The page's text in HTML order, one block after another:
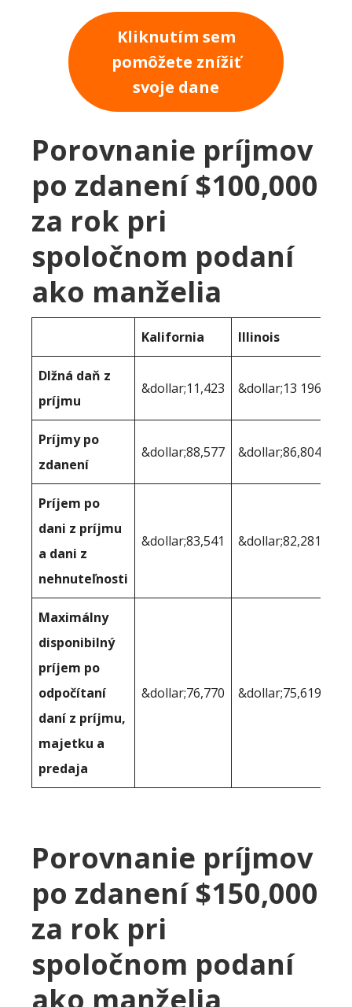
Kliknutím sem
pomôžete znížiť
svoje dane
Porovnanie príjmov
po zdanení $100,000
za rok pri
spoločnom podaní
ako manželia
Kalifornia Illinois
Dlžná daň z
príjmu
&dollar;11,423 &dollar;13 196
Príjmy po
zdanení
&dollar;88,577 &dollar;86,804
Príjem po
dani z príjmu
a dani z
nehnuteľnosti
&dollar;83,541 &dollar;82,281
Maximálny
disponibilný
príjem po
odpočítaní
daní z príjmu,
majetku a
predaja
&dollar;76,770 &dollar;75,619
Porovnanie príjmov
po zdanení $150,000
za rok pri
spoločnom podaní